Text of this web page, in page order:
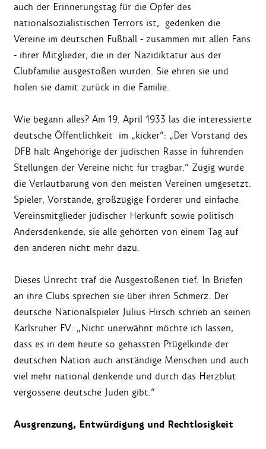
auch der Erinnerungstag für die Opfer des
nationalsozialistischen Terrors ist, gedenken die
Vereine im deutschen Fußball - zusammen mit allen Fans
- ihrer Mitglieder, die in der Nazidiktatur aus der
Clubfamilie ausgestoßen wurden. Sie ehren sie und
holen sie damit zurück in die Familie.
Wie begann alles? Am 19. April 1933 las die interessierte
deutsche Öffentlichkeit im „kicker“: „Der Vorstand des
DFB hält Angehörige der jüdischen Rasse in führenden
Stellungen der Vereine nicht für tragbar.“ Zügig wurde
die Verlautbarung von den meisten Vereinen umgesetzt.
Spieler, Vorstände, großzügige Förderer und einfache
Vereinsmitglieder jüdischer Herkunft sowie politisch
Andersdenkende, sie alle gehörten von einem Tag auf
den anderen nicht mehr dazu.
Dieses Unrecht traf die Ausgestoßenen tief. In Briefen
an ihre Clubs sprechen sie über ihren Schmerz. Der
deutsche Nationalspieler Julius Hirsch schrieb an seinen
Karlsruher FV: „Nicht unerwähnt möchte ich lassen,
dass es in dem heute so gehassten Prügelkinde der
deutschen Nation auch anständige Menschen und auch
viel mehr national denkende und durch das Herzblut
vergossene deutsche Juden gibt.“
Ausgrenzung, Entwürdigung und Rechtlosigkeit